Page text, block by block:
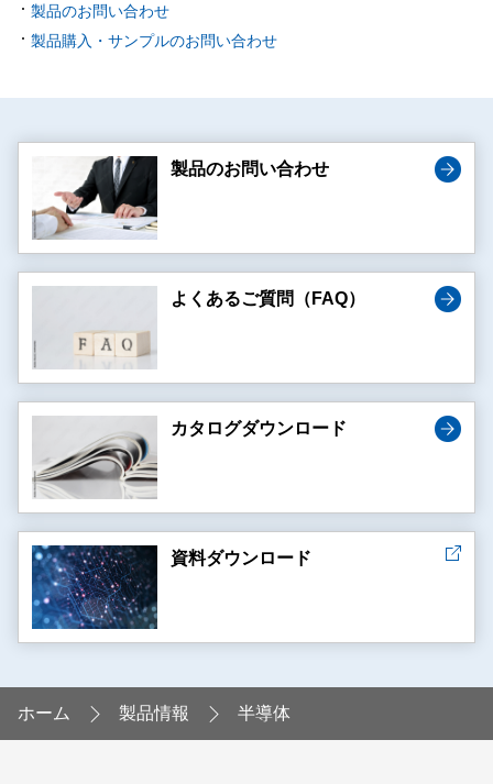
製品のお問い合わせ
製品購入・サンプルのお問い合わせ
製品のお問い合わせ
よくあるご質問（FAQ）
カタログダウンロード
資料ダウンロード
ホーム 製品情報 半導体